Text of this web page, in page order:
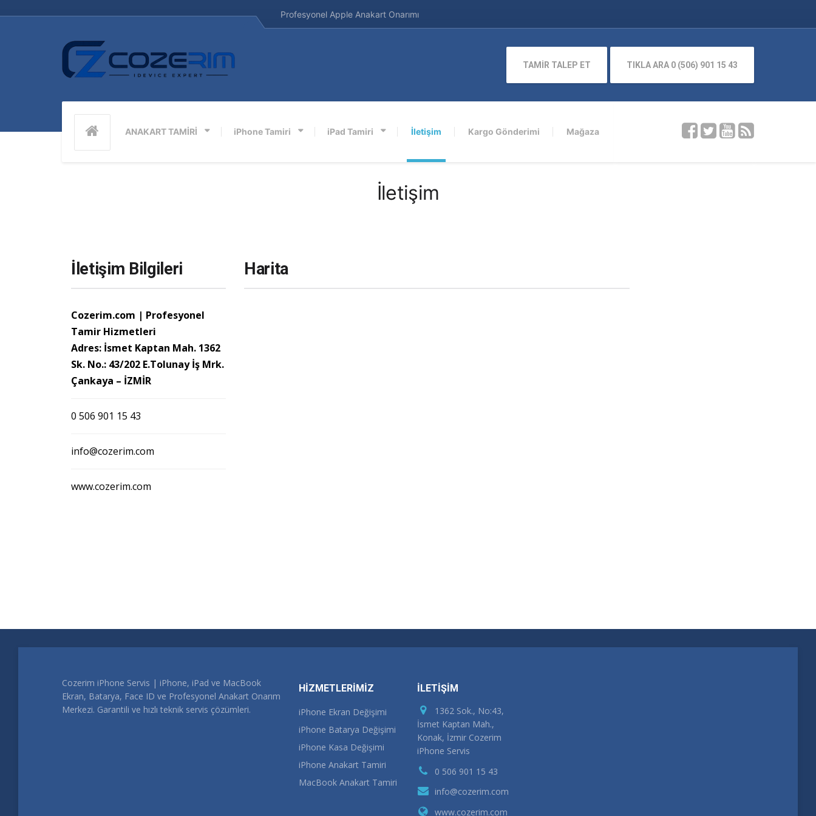
Profesyonel Apple Anakart Onarımı
ANAKART TAMİRİ iPhone Tamiri iPad Tamiri İletişim Kargo Gönderimi Mağaza
TAMİR TALEP ET TIKLA ARA 0 (506) 901 15 43
İletişim
İletişim Bilgileri
Cozerim.com | Profesyonel
Tamir Hizmetleri
Adres: İsmet Kaptan Mah. 1362
Sk. No.: 43/202 E.Tolunay İş Mrk.
Çankaya – İZMİR
0 506 901 15 43
info@cozerim.com
www.cozerim.com
Harita
Cozerim iPhone Servis | iPhone, iPad ve MacBook
Ekran, Batarya, Face ID ve Profesyonel Anakart Onarım
Merkezi. Garantili ve hızlı teknik servis çözümleri.
HİZMETLERİMİZ
iPhone Ekran Değişimi
iPhone Batarya Değişimi
iPhone Kasa Değişimi
iPhone Anakart Tamiri
MacBook Anakart Tamiri
İLETİŞİM
1362 Sok., No:43,
İsmet Kaptan Mah.,
Konak, İzmir Cozerim
iPhone Servis
0 506 901 15 43
info@cozerim.com
www.cozerim.com